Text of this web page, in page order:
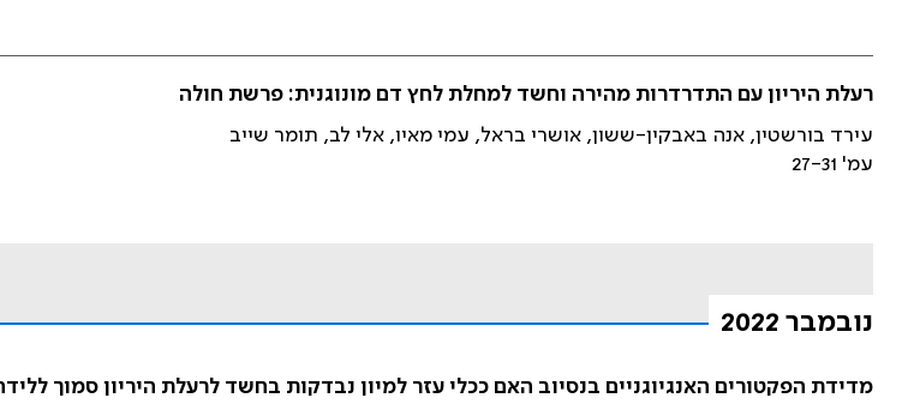
רעלת היריון עם התדרדרות מהירה וחשד למחלת לחץ דם מונוגנית: פרשת חולה
עירד בורשטין, אנה באבקין-ששון, אושרי בראל, עמי מאיו, אלי לב, תומר שייב
עמ' 27-31
נובמבר 2022
מדידת הפקטורים האנגיוגניים בנסיוב האם ככלי עזר למיון נבדקות בחשד לרעלת היריון סמוך